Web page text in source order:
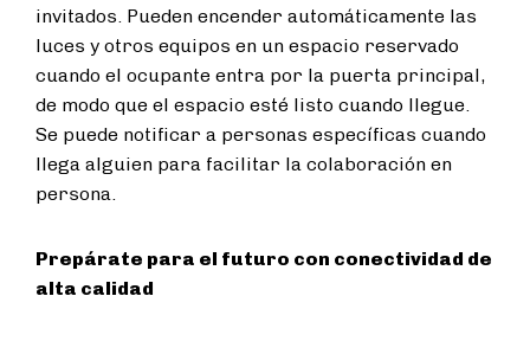
invitados. Pueden encender automáticamente las
luces y otros equipos en un espacio reservado
cuando el ocupante entra por la puerta principal,
de modo que el espacio esté listo cuando llegue.
Se puede notificar a personas específicas cuando
llega alguien para facilitar la colaboración en
persona.
Prepárate para el futuro con conectividad de
alta calidad